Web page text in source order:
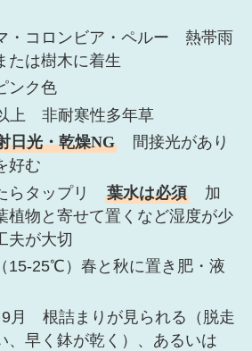
・コロンビア・ペルー 熱帯雨
たは樹木に着生
ンク色
上 非耐寒性多年草
日光・乾燥NG 間接光があり
好む
らタップリ葉水は必須 加
植物と寄せて置くなど湿度が少
夫が大切
15-25℃）春と秋に置き肥・液
9月 根詰まりが見られる（脱走
、早く鉢が乾く）、あるいは